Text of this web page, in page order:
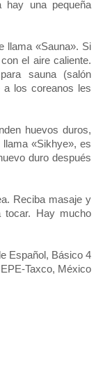
hay una pequeña
llama «Sauna». Si
el aire caliente.
sauna (salón
a los coreanos les
huevos duros,
«Sikhye», es
duro después
Reciba masaje y
tocar. Hay mucho
Español, Básico 4
Taxco, México